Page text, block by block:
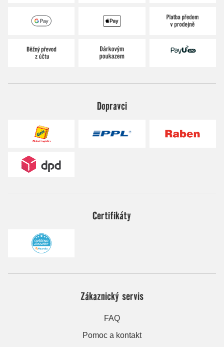
Dopravci
Certifikáty
Zákaznický servis
FAQ
Pomoc a kontakt